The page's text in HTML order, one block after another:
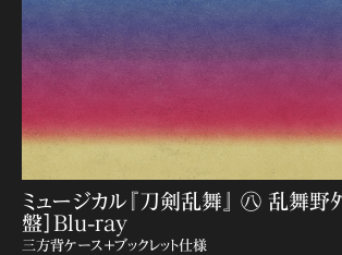
ミュージカル『刀剣乱舞』 ㊇ 乱舞野
盤］Blu-ray
三方背ケース＋ブックレット仕様